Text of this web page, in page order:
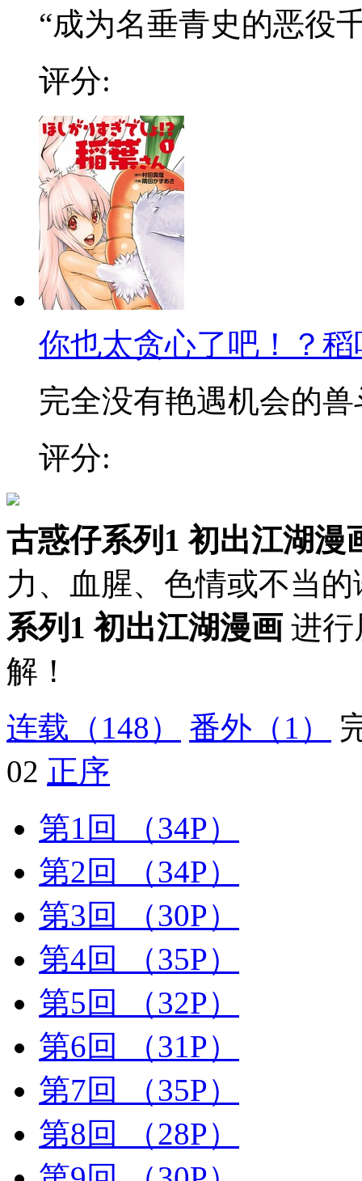
“成为名垂青史的恶役
评分:
你也太贪心了吧！？
完全没有艳遇机会的兽
评分:
古惑仔系列1 初出江湖漫
力、血腥、色情或不当
系列1 初出江湖漫画 进行
解！
连载 （148） 番外 （1）
02 正序
第1回
（34P）
第2回
（34P）
第3回
（30P）
第4回
（35P）
第5回
（32P）
第6回
（31P）
第7回
（35P）
第8回
（28P）